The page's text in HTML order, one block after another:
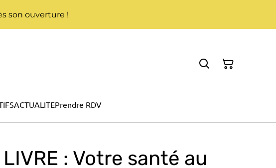
son ouverture !
ACTUALITEPrendre RDV
: Votre santé au